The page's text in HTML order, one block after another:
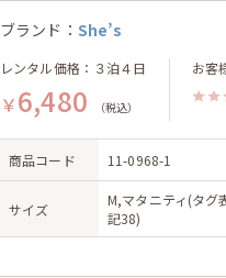
ブランド： She’s
レンタル価格：３泊４日
￥6,480 （税込）
お客
商品コード 11-0968-1
サイズ
M,マタニティ(タグ
記38)